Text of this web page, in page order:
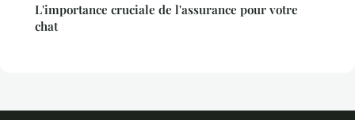
L'importance cruciale de l'assurance pour votre
chat